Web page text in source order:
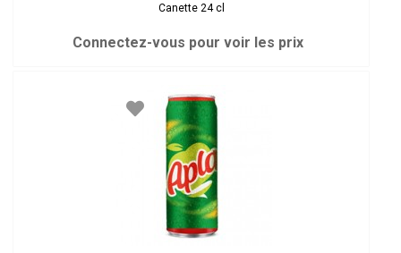
Canette 24 cl
Connectez-vous pour voir les prix